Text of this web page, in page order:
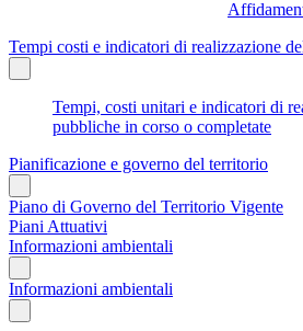
Tempi costi e indicatori di realizzazione
Tempi, costi unitari e indicatori di
pubbliche in corso o completate
Pianificazione e governo del territorio
Piano di Governo del Territorio Vigente
Piani Attuativi
Informazioni ambientali
Informazioni ambientali